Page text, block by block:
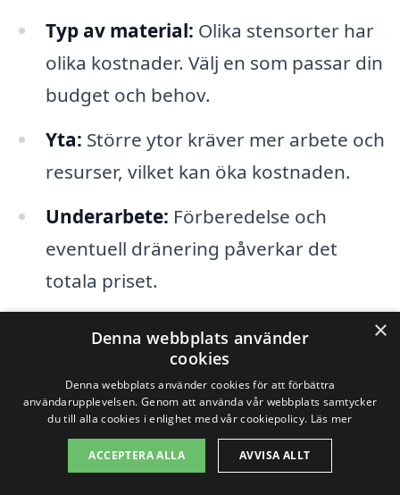
Typ av material: Olika stensorter har
olika kostnader. Välj en som passar din
budget och behov.
Yta: Större ytor kräver mer arbete och
resurser, vilket kan öka kostnaden.
Underarbete: Förberedelse och
eventuell dränering påverkar det
totala priset.
Arbetskostnad:
Priserna kan variera
mellan olika entreprenörer, så det
lönar sig att jämföra flera
erbjudanden.
För att få den bästa möjliga lösningen för
×
Denna webbplats använder
cookies
Denna webbplats använder cookies för att förbättra
användarupplevelsen. Genom att använda vår webbplats samtycker
du till alla cookies i enlighet med vår cookiepolicy. Läs mer
ACCEPTERA ALLA AVVISA ALLT